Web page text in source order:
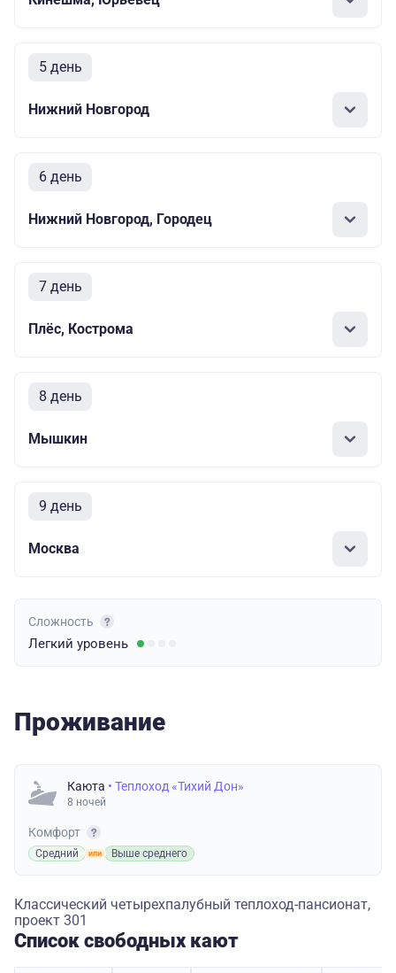
5 день
Нижний Новгород
6 день
Нижний Новгород, Городец
7 день
Плёс, Кострома
8 день
Мышкин
9 день
Москва
Сложность
Легкий уровень
Проживание
Каюта • Теплоход «Тихий Дон»
8 ночей
Комфорт
Средний Выше среднего
Классический четырехпалубный теплоход-пансионат,
проект 301
Список свободных кают